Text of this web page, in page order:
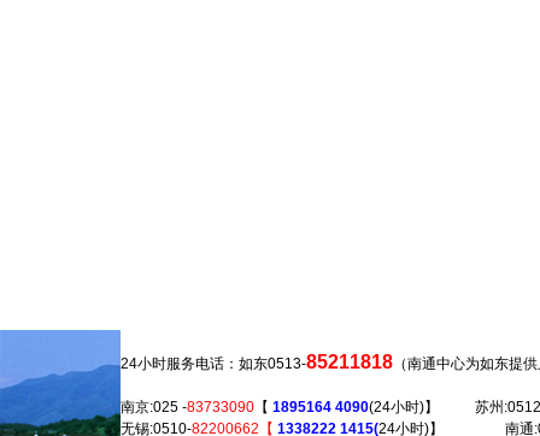
24小时服务电话：如东0513-85211818（南通中心为如东提
南京:025 -83733090【 1895164 4090(24小时)】 苏州
无锡:0510-82200662【 1338222 1415(24小时)】 南通